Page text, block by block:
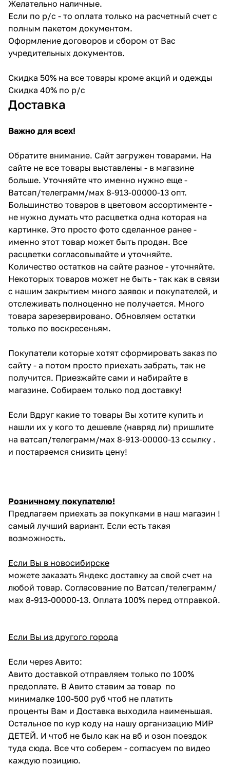
Желательно наличные.
Если по р/с - то оплата только на расчетный счет с
полным пакетом документом.
Оформление договоров и сбором от Вас
учредительных документов.
Скидка 50% на все товары кроме акций и одежды
Скидка 40% по р/с
Доставка
Важно для всех!
Обратите внимание. Сайт загружен товарами. На
сайте не все товары выставлены - в магазине
больше. Уточняйте что именно нужно еще -
Ватсап/телеграмм/мах 8-913-00000-13 опт.
Большинство товаров в цветовом ассортименте -
не нужно думать что расцветка одна которая на
картинке. Это просто фото сделанное ранее -
именно этот товар может быть продан. Все
расцветки согласовывайте и уточняйте.
Количество остатков на сайте разное - уточняйте.
Некоторых товаров может не быть - так как в связи
с нашим закрытием много заявок и покупателей, и
отслеживать полноценно не получается. Много
товара зарезервировано. Обновляем остатки
только по воскресеньям.
Покупатели которые хотят сформировать заказ по
сайту - а потом просто приехать забрать, так не
получится. Приезжайте сами и набирайте в
магазине. Собираем только под доставку!
Если Вдруг какие то товары Вы хотите купить и
нашли их у кого то дешевле (навряд ли) пришлите
на ватсап/телеграмм/мах 8-913-00000-13 ссылку .
и постараемся снизить цену!
Розничному покупателю!
Предлагаем приехать за покупками в наш магазин !
самый лучший вариант. Если есть такая
возможность.
Если Вы в новосибирске
можете заказать Яндекс доставку за свой счет на
любой товар. Согласование по Ватсап/телеграмм/
мах 8-913-00000-13. Оплата 100% перед отправкой.
Если Вы из другого города
Если через Авито:
Авито доставкой отправляем только по 100%
предоплате. В Авито ставим за товар по
минималке 100-500 руб чтоб не платить
проценты Вам и Доставка выходила наименьшая.
Остальное по кур коду на нашу организацию МИР
ДЕТЕЙ. И чтоб не было как на вб и озон поездок
туда сюда. Все что соберем - согласуем по видео
каждую позицию.